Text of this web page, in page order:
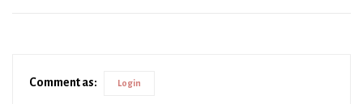
Comment as: Login